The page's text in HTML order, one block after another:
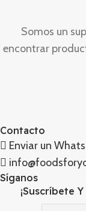
Somos un
encontrar
Contacto
Enviar un
Síganos
¡Suscríbete